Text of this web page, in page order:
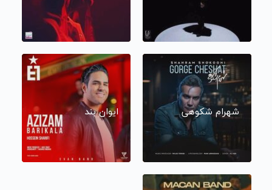
شهرام شکوهی ایوان بند